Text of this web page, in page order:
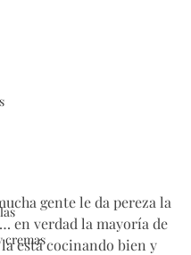
cremas
gente le da pereza la
en verdad la mayoría de
está cocinando bien y